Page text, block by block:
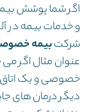
اگر شما پوشش
و خدمات بیمه در
شرکتبیمه
عنوان مثال اگر
خصوصی و یک اتاق
دیگر درمان های